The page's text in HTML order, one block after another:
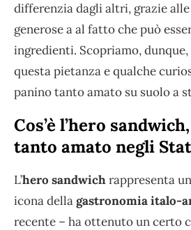
differenzia dagli altri, grazie
generose a al fatto che può
ingredienti. Scopriamo,
questa pietanza e qualche
panino tanto amato su suolo a
Cos’è l’hero
tanto amato negli
L’hero sandwichrappresenta
icona dellagastronomia italo-
recente – ha ottenuto un certo